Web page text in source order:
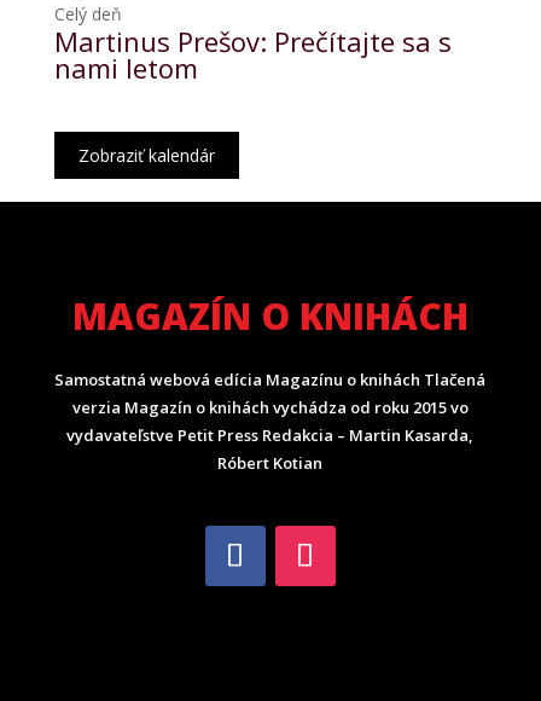
Celý deň
Martinus Prešov: Prečítajte sa s
nami letom
Zobraziť kalendár
MAGAZÍN O KNIHÁCH
Samostatná webová edícia Magazínu o knihách Tlačená
verzia Magazín o knihách vychádza od roku 2015 vo
vydavateľstve Petit Press Redakcia – Martin Kasarda,
Róbert Kotian